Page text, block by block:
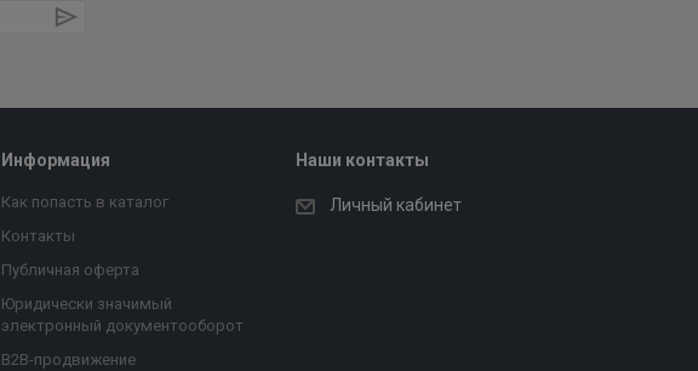
Информация
Как попасть в каталог
Контакты
Публичная оферта
Юридически значимый
электронный документооборот
B2B-продвижение
Наши контакты
Личный кабинет